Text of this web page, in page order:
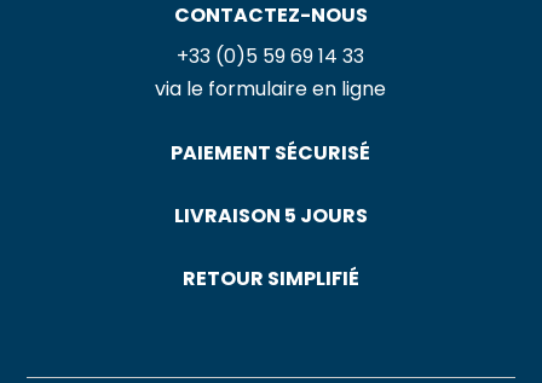
CONTACTEZ-NOUS
+33 (0)5 59 69 14 33
via le formulaire en ligne
PAIEMENT SÉCURISÉ
LIVRAISON 5 JOURS
RETOUR SIMPLIFIÉ